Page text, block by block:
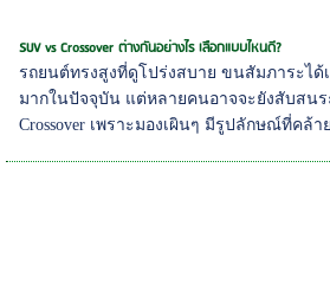
SUV vs Crossover ต่างกันอย่างไร เลือกแบบไหนดี?
รถยนต์ทรงสูงที่ดูโปร่งสบาย ขนสัมภาระได้
มากในปัจจุบัน แต่หลายคนอาจจะยังสับสนร
Crossover เพราะมองเผินๆ มีรูปลักษณ์ที่คล้า